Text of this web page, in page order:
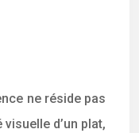
ne réside pas
d’un plat,